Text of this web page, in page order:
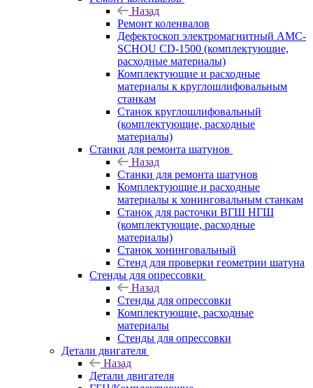
Назад
Ремонт коленвалов
Дефектоскоп электромагнитный AMC-
SCHOU CD-1500 (комплектующие,
расходные материалы)
Комплектующие и расходные
материалы к круглошлифовальным
станкам
Станок круглошлифовальный
(комплектующие, расходные
материалы)
Станки для ремонта шатунов
Назад
Станки для ремонта шатунов
Комплектующие и расходные
материалы к хонинговальным станкам
Станок для расточки ВГШ НГШ
(комплектующие, расходные
материалы)
Станок хонинговальный
Стенд для проверки геометрии шатуна
Стенды для опрессовки
Назад
Стенды для опрессовки
Комплектующие, расходные
материалы
Стенды для опрессовки
Детали двигателя
Назад
Детали двигателя